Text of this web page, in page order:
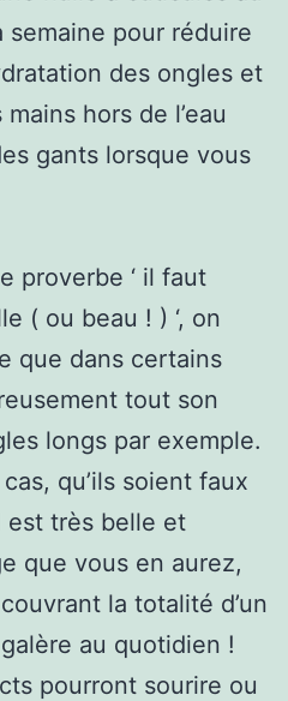
pour réduire
des ongles et
hors de l’eau
gants lorsque vous
proverbe ‘ il faut
( ou beau ! ) ‘, on
que dans certains
tout son
longs par exemple.
qu’ils soient faux
est très belle et
que vous en aurez,
la totalité d’un
au quotidien !
pourront sourire ou